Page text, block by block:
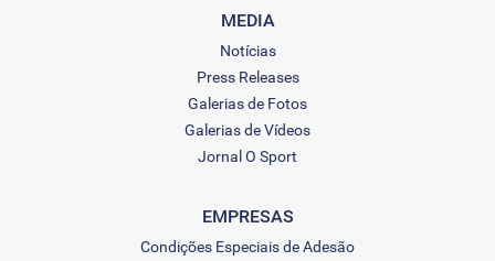
MEDIA
Notícias
Press Releases
Galerias de Fotos
Galerias de Vídeos
Jornal O Sport
EMPRESAS
Condições Especiais de Adesão